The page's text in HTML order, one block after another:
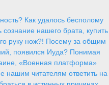
Как удалось бесполому
нашего брата, купить
руку нож?! Посему за общим
появился Иуда? Понимая
«Военная платформа»
нашим читателям ответить на